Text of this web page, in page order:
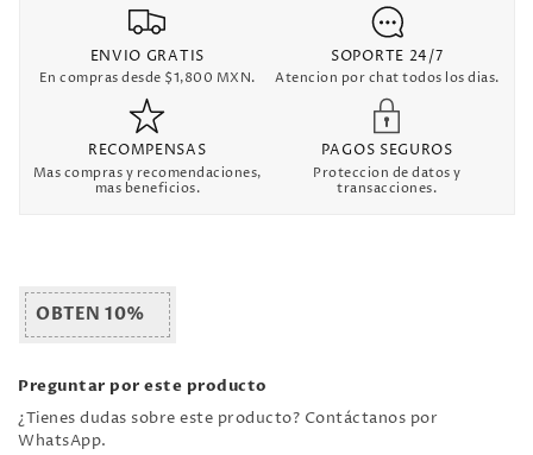
ENVIO GRATIS
En compras desde $1,800 MXN.
SOPORTE 24/7
Atencion por chat todos los dias.
RECOMPENSAS
Mas compras y recomendaciones,
mas beneficios.
PAGOS SEGUROS
Proteccion de datos y
transacciones.
OBTEN 10%
Preguntar por este producto
¿Tienes dudas sobre este producto? Contáctanos por
WhatsApp.